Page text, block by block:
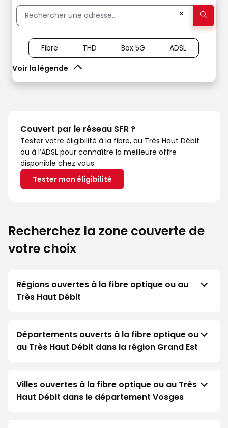
✕
Voir la légende
Fibre THD Box 5G ADSL
Couvert par le réseau SFR ?
Tester votre éligibilité à la fibre, au Très Haut Débit
ou à l’ADSL pour connaître la meilleure offre
disponible chez vous.
Tester mon éligibilité
Recherchez la zone couverte de
votre choix
Régions ouvertes à la fibre optique ou au
Très Haut Débit
Départements ouverts à la fibre optique ou
au Très Haut Débit dans la région Grand Est
Villes ouvertes à la fibre optique ou au Très
Haut Débit dans le département Vosges